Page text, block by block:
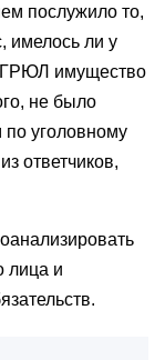
послужило то,
имелось ли у
имущество
не было
по уголовному
ответчиков,
лица и